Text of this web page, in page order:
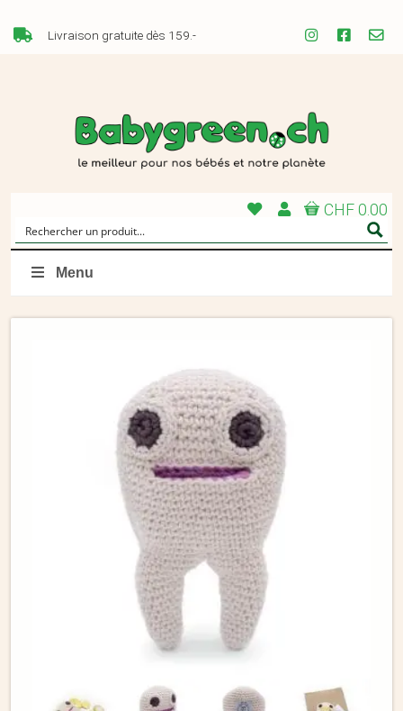
Livraison gratuite dès 159.-
CHF 0.00
Menu